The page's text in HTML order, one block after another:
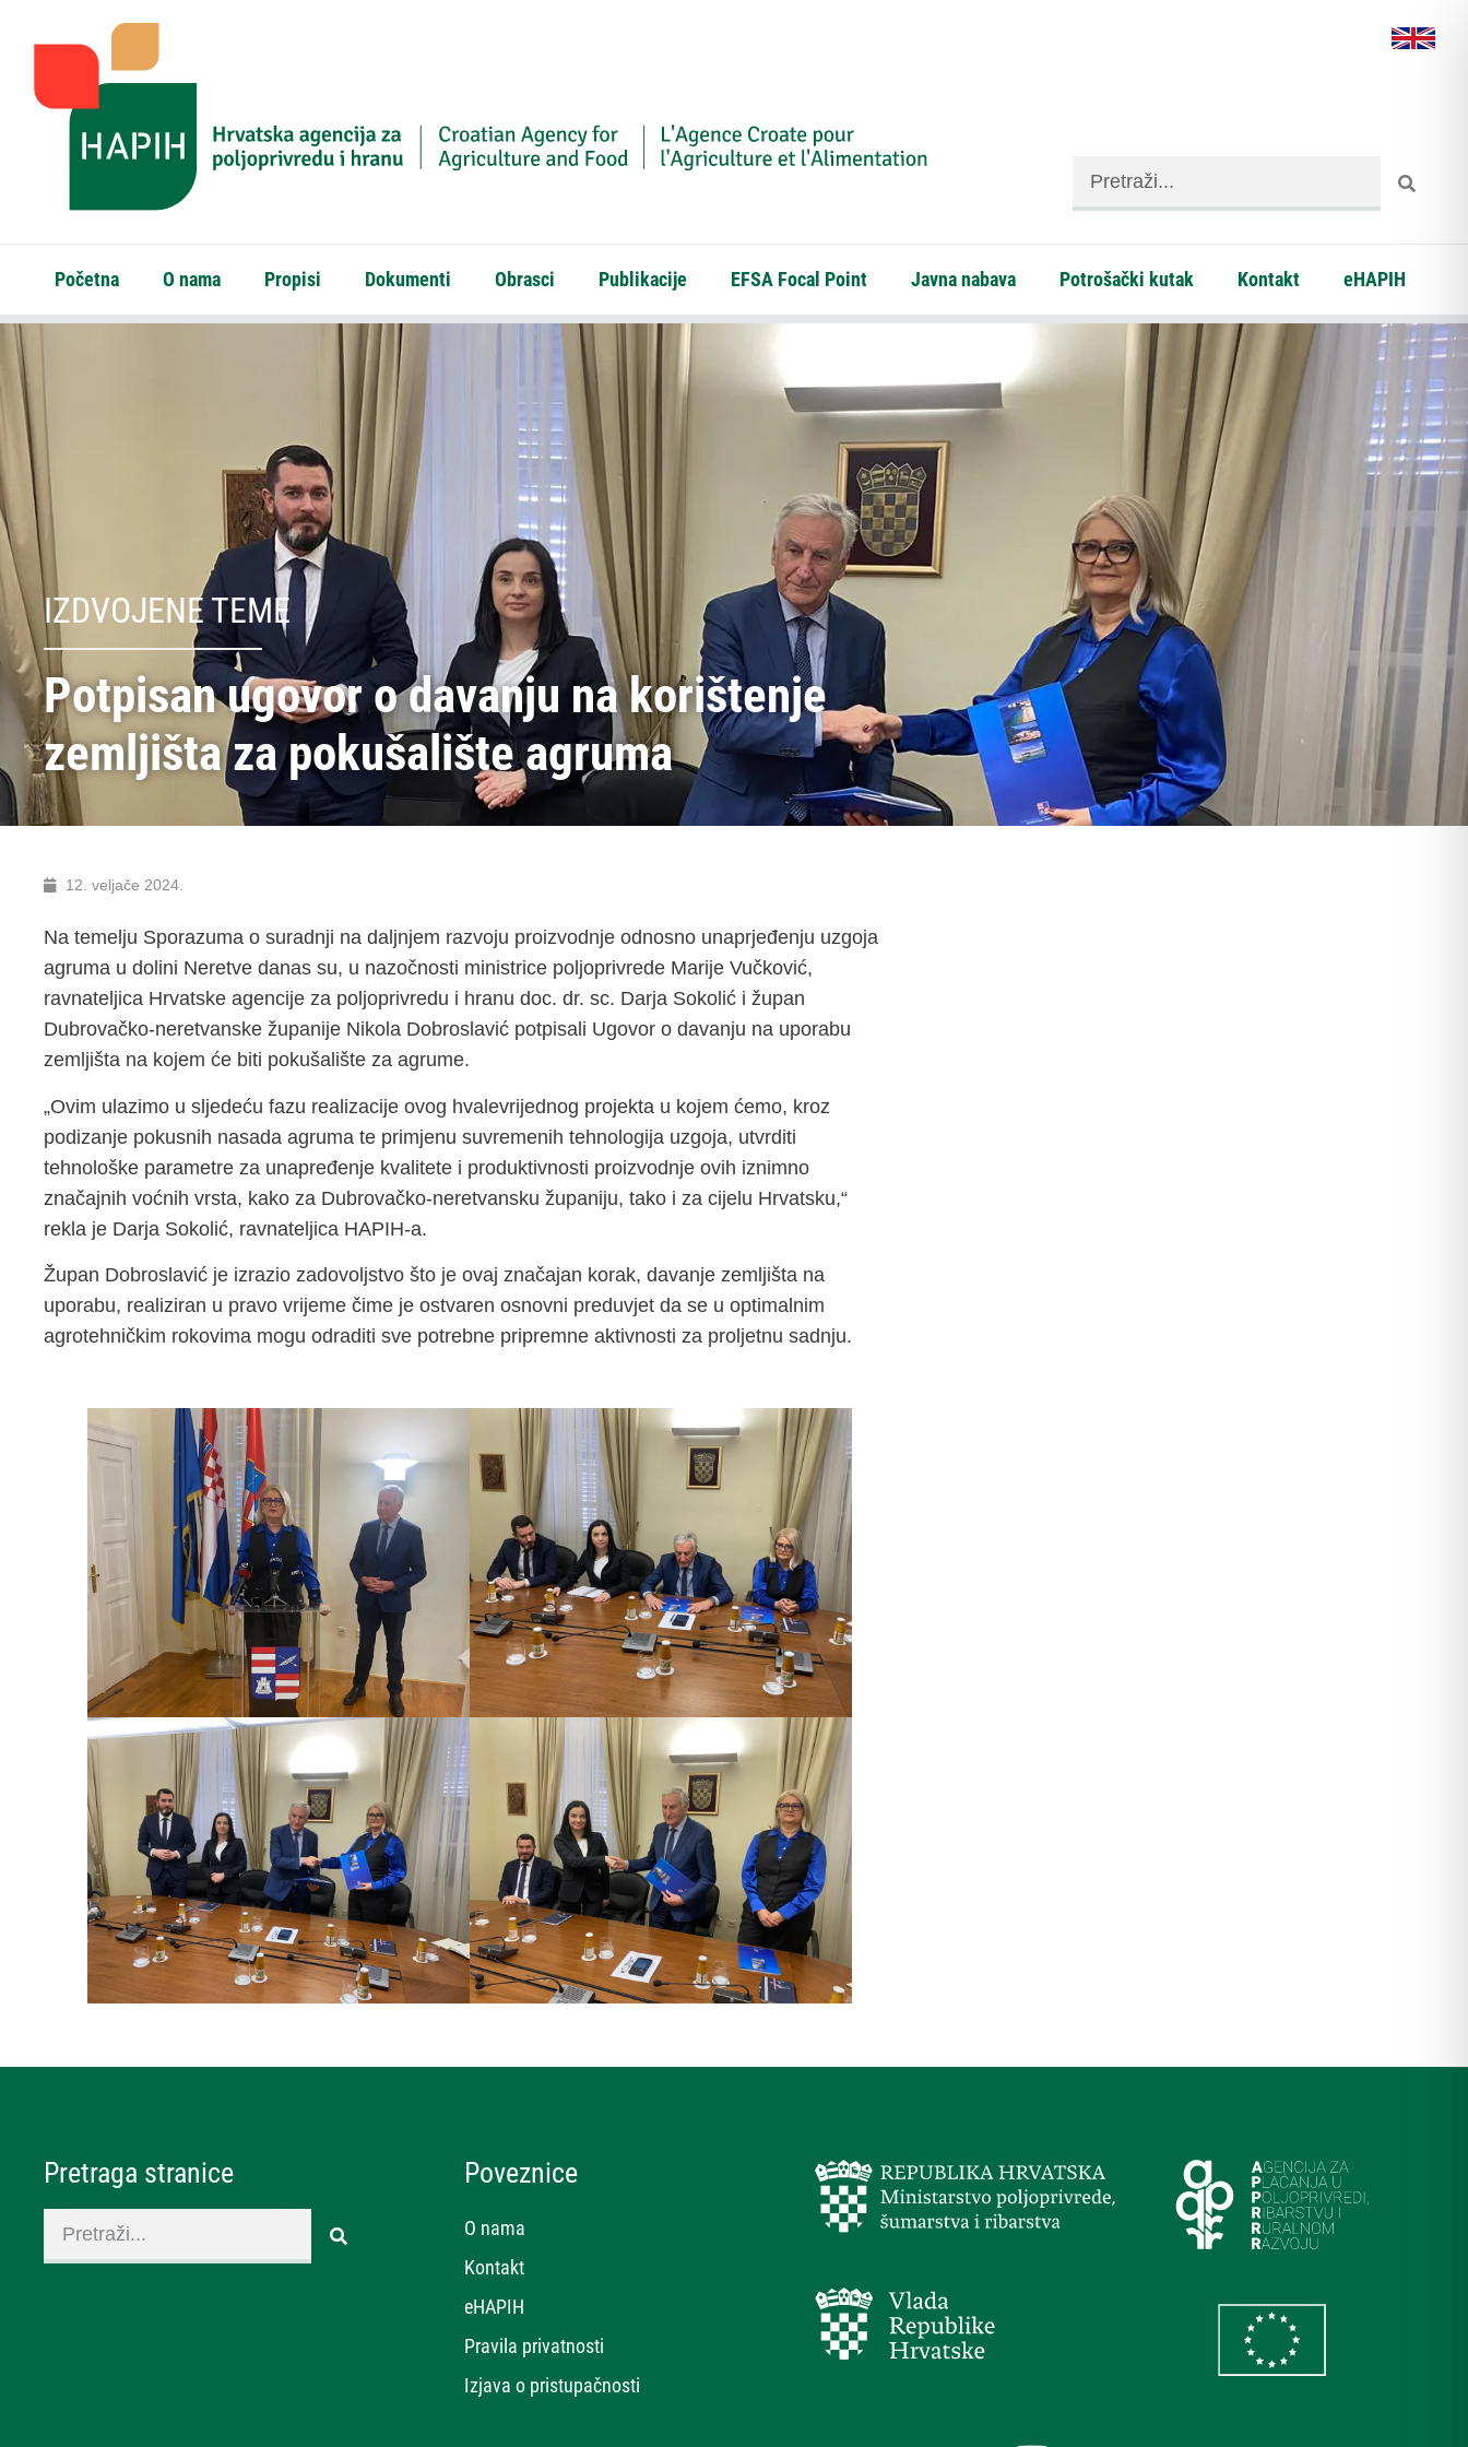
Početna O nama Propisi Dokumenti Obrasci Publikacije EFSA Focal Point Javna nabava Potrošački kutak Kontakt eHAPIH
IZDVOJENE TEME
Potpisan ugovor o davanju na korištenje
zemljišta za pokušalište agruma
12. veljače 2024.
Na temelju Sporazuma o suradnji na daljnjem razvoju proizvodnje odnosno unaprjeđenju uzgoja
agruma u dolini Neretve danas su, u nazočnosti ministrice poljoprivrede Marije Vučković,
ravnateljica Hrvatske agencije za poljoprivredu i hranu doc. dr. sc. Darja Sokolić i župan
Dubrovačko-neretvanske županije Nikola Dobroslavić potpisali Ugovor o davanju na uporabu
zemljišta na kojem će biti pokušalište za agrume.
„Ovim ulazimo u sljedeću fazu realizacije ovog hvalevrijednog projekta u kojem ćemo, kroz
podizanje pokusnih nasada agruma te primjenu suvremenih tehnologija uzgoja, utvrditi
tehnološke parametre za unapređenje kvalitete i produktivnosti proizvodnje ovih iznimno
značajnih voćnih vrsta, kako za Dubrovačko-neretvansku županiju, tako i za cijelu Hrvatsku,“
rekla je Darja Sokolić, ravnateljica HAPIH-a.
Župan Dobroslavić je izrazio zadovoljstvo što je ovaj značajan korak, davanje zemljišta na
uporabu, realiziran u pravo vrijeme čime je ostvaren osnovni preduvjet da se u optimalnim
agrotehničkim rokovima mogu odraditi sve potrebne pripremne aktivnosti za proljetnu sadnju.
Pretraga stranice Poveznice
O nama
Kontakt
eHAPIH
Pravila privatnosti
Izjava o pristupačnosti